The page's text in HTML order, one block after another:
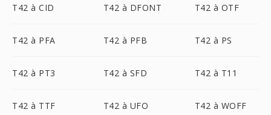
T42 à CID T42 à DFONT T42 à OTF
T42 à PFA T42 à PFB T42 à PS
T42 à PT3 T42 à SFD T42 à T11
T42 à TTF T42 à UFO T42 à WOFF